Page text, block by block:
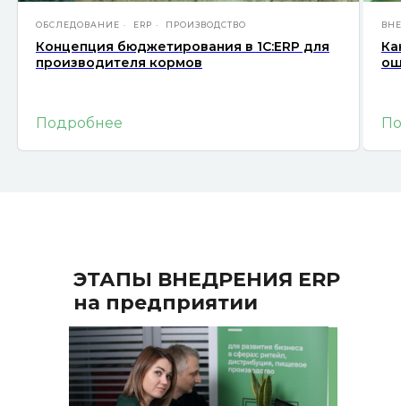
ОБСЛЕДОВАНИЕ ERP ПРОИЗВОДСТВО
Концепция бюджетирования в 1С:ERP для
производителя кормов
Подробнее
ЭТАПЫ ВНЕДРЕНИЯ ERP
на предприятии